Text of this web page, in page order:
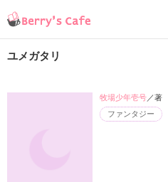
ユメガタリ
ファンタジー
牧場少年壱号／著